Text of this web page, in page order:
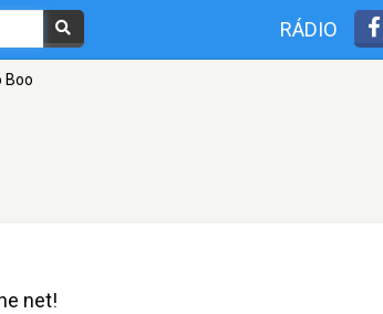
RÁDIO
Boo
net!